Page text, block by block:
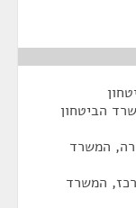
הביטחון
המשרד
המשרד